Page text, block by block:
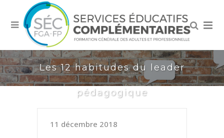
Les 12 habitudes du leader
pédagogique
11 décembre 2018